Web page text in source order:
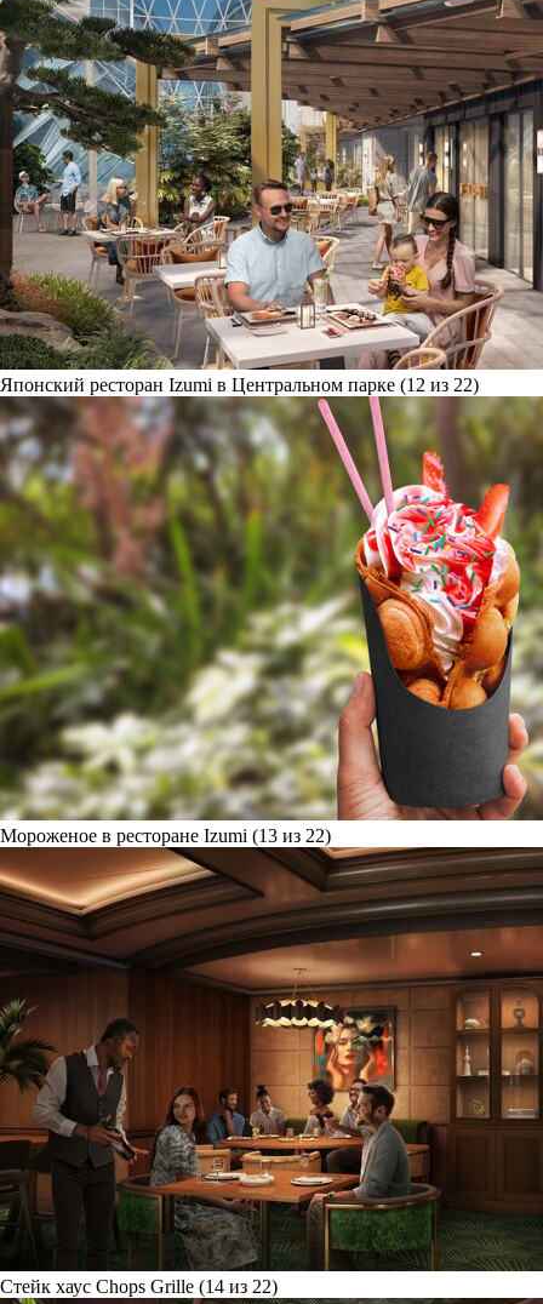
Японский ресторан Izumi в Центральном парке (12 из 22)
Мороженое в ресторане Izumi (13 из 22)
Стейк хаус Chops Grille (14 из 22)